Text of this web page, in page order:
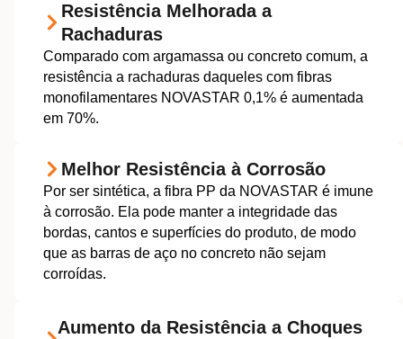
Resistência Melhorada a
Rachaduras
Comparado com argamassa ou concreto comum, a
resistência a rachaduras daqueles com fibras
monofilamentares NOVASTAR 0,1% é aumentada
em 70%.
Melhor Resistência à Corrosão
Por ser sintética, a fibra PP da NOVASTAR é imune
à corrosão. Ela pode manter a integridade das
bordas, cantos e superfícies do produto, de modo
que as barras de aço no concreto não sejam
corroídas.
Aumento da Resistência a Choques